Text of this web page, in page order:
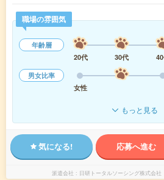
職場の雰囲気
年齢層
20代
30代
男女比率
女性
もっと見る
気になる! 応募へ進む
派遣会社 日研トータルソーシング株式会